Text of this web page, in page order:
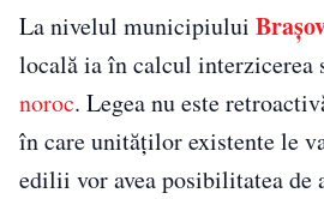
La nivelul municipiului
locală ia în calcul interzicerea
noroc. Legea nu este
în care unităților existente le
edilii vor avea posibilitatea de